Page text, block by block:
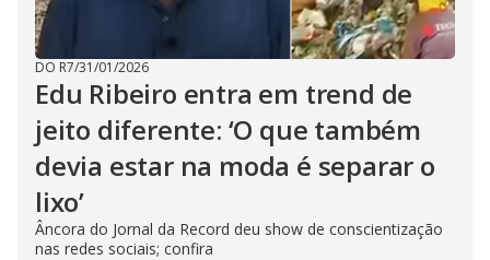
DO R7/31/01/2026
Edu Ribeiro entra em trend de
jeito diferente: ‘O que também
devia estar na moda é separar o
lixo’
Âncora do Jornal da Record deu show de conscientização
nas redes sociais; confira